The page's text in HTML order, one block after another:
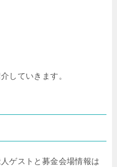
していきます。
ゲストと募金会場情報は